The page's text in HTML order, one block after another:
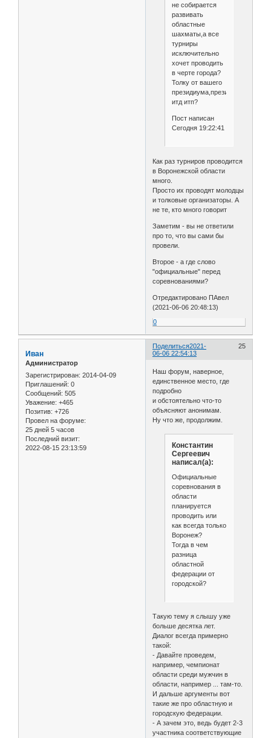
не собирается
развивать
областные
шахматы,а все
турниры
исключительно
хочет проводить
в черте города?
Толку от вашего
итд итп?
Пост написан
Сегодня 19:22:41
Как раз турниров проводится
в Воронежской области
много.
Просто их проводят молодцы
и толковые организаторы. А
не те, кто много говорит
Заметим - вы не ответили
про то, что вы сами бы
провели.
Второе - а где слово
"официальные" перед
соревнованиями?
Отредактировано ПАвел
(2021-06-06 20:48:13)
0
Поделиться 25
2021-
06-06 22:54:13
Иван
Администратор
Зарегистрирован: 2014-04-09
Приглашений: 0
Сообщений: 505
Уважение: +465
Позитив: +726
Провел на форуме:
25 дней 5 часов
Последний визит:
2022-08-15 23:13:59
Наш форум, наверное,
единственное место, где
подробно
и обстоятельно что-то
объясняют анонимам.
Ну что же, продолжим.
Константин
Сергеевич
написал(а):
Официальные
соревнования в
области
планируется
проводить или
как всегда только
Воронеж?
Тогда в чем
разница
областной
федерации от
городской?
Такую тему я слышу уже
больше десятка лет.
Диалог всегда примерно
такой:
- Давайте проведем,
например, чемпионат
области среди мужчин в
области, например ... там-то.
И дальше аргументы вот
такие же про областную и
городскую федерации.
- А зачем это, ведь будет 2-3
участника соответствующие